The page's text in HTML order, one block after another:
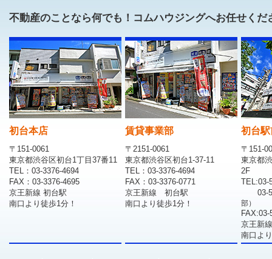
不動産のことなら何でも！コムハウジングへお任せくだ
初台本店
〒151-0061
東京都渋谷区初台1丁目37番11
TEL：03-3376-4694
FAX：03-3376-4695
京王新線 初台駅
南口より徒歩1分！
賃貸事業部
〒2151-0061
東京都渋谷区初台1-37-11
TEL：03-3376-4694
FAX：03-3376-0771
京王新線 初台駅
南口より徒歩1分！
初台
〒151-
東京都
2F
TEL:03-
03-
部）
FAX:03-
京王新
南口よ